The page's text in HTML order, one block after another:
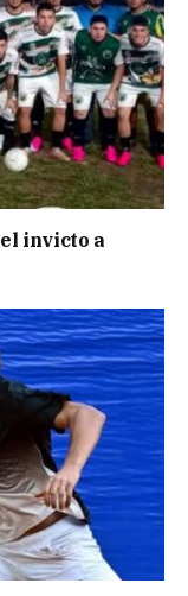
invicto a